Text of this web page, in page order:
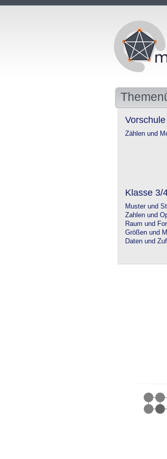
Vorschule
Zählen und
Klasse 3/
Muster und
Zahlen und
Raum und
Größen und
Daten und